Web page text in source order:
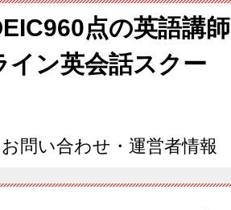
点の英語講師
イン英会話スクー
お問い合わせ・運営者情報